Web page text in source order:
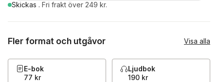
Skickas . Fri frakt över 249 kr.
Fler format och utgåvor Visa alla
E-bok
77 kr
Ljudbok
190 kr